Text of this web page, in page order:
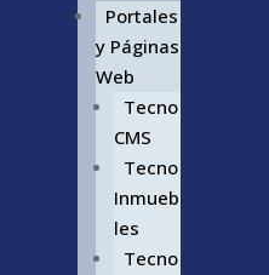
Portales
y Páginas
Web
Tecno
CMS
Tecno
Inmueb
les
Tecno